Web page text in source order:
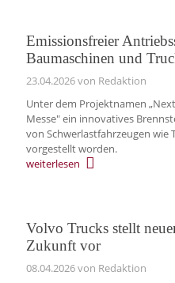
Emissionsfreier
Baumaschinen und
23.04.2026von Redaktion
Unter dem Projektnamen
Messe" ein innovatives
von Schwerlastfahrzeugen wie
vorgestellt worden.
weiterlesen
Volvo Trucks stellt
Zukunft vor
08.04.2026von Redaktion